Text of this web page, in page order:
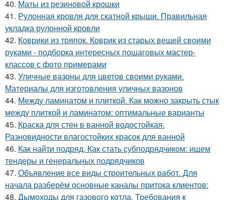
40. Маты из резиновой крошки
41. Рулонная кровля для скатной крыши. Правильная
укладка рулонной кровли
42. Коврики из тряпок. Коврик из старых вещей своими
руками - подборка интересных пошаговых мастер-
классов с фото примерами
43. Уличные вазоны для цветов своими руками.
Материалы для изготовления уличных вазонов
44. Между ламинатом и плиткой. Как можно закрыть стык
между плиткой и ламинатом: оптимальные варианты
45. Краска для стен в ванной водостойкая.
Разновидности влагостойких красок для ванной
46. Как найти подряд. Как стать субподрядчиком: ищем
тендеры и генеральных подрядчиков
47. Объявление все виды строительных работ. Для
начала разберём основные каналы притока клиентов:
48. Дымоходы для газового котла. Требования к